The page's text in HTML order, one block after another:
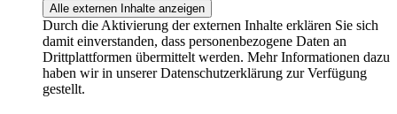
Alle externen Inhalte anzeigen
Durch die Aktivierung der externen Inhalte erklären Sie sich
damit einverstanden, dass personenbezogene Daten an
Drittplattformen übermittelt werden. Mehr Informationen dazu
haben wir in unserer Datenschutzerklärung zur Verfügung
gestellt.